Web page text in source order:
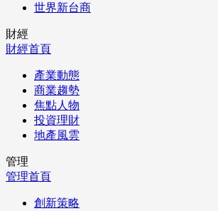
世界新台商
財經
財經首頁
產業動態
商業趨勢
焦點人物
投資理財
地產風雲
管理
管理首頁
創新策略